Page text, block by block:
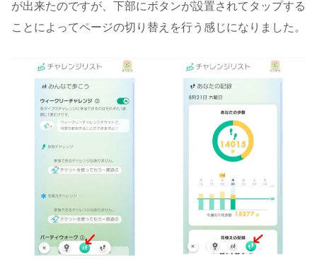
が出来たのですが、下部にボタンが設置されてタップする
ことによってページの切り替えを行う感じになりました。